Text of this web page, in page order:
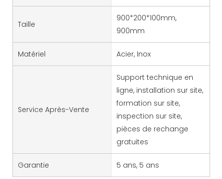
Taille
900*200*100mm,
900mm
Matériel Acier, Inox
Service Après-Vente
Support technique en
ligne, installation sur site,
formation sur site,
inspection sur site,
pièces de rechange
gratuites
Garantie 5 ans, 5 ans